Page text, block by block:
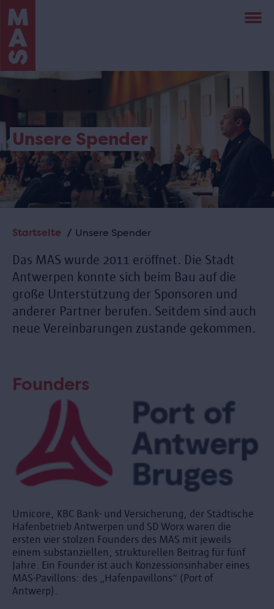
Direkt
zum
Inhalt
Unsere Spender
Pfadnavigation
Startseite Unsere Spender
Das MAS wurde 2011 eröffnet. Die Stadt
Antwerpen konnte sich beim Bau auf die
große Unterstützung der Sponsoren und
anderer Partner berufen. Seitdem sind auch
neue Vereinbarungen zustande gekommen.
Founders
Umicore, KBC Bank- und Versicherung, der Städtische
Hafenbetrieb Antwerpen und SD Worx waren die
ersten vier stolzen Founders des MAS mit jeweils
einem substanziellen, strukturellen Beitrag für fünf
Jahre. Ein Founder ist auch Konzessionsinhaber eines
MAS-Pavillons: des „Hafenpavillons“ (Port of
Antwerp).